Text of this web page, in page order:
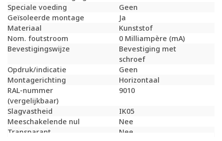
Speciale voeding
Geen
Geïsoleerde montage
Ja
Materiaal
Kunststof
Nom. foutstroom
0 Milliampère (mA)
Bevestigingswijze
Bevestiging met
schroef
Opdruk/indicatie
Geen
Montagerichting
Horizontaal
RAL-nummer
(vergelijkbaar)
9010
Slagvastheid
IK05
Meeschakelende nul
Nee
Transparant
Nee